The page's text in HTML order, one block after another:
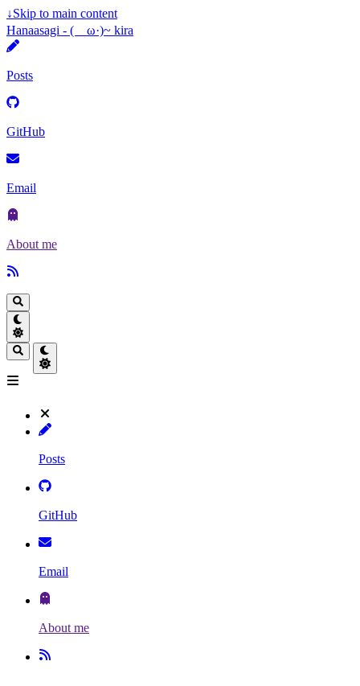
↓Skip to main content
Hanaasagi - (ゝω·)~ kira
Posts
GitHub
Email
About me
Posts
GitHub
Email
About me